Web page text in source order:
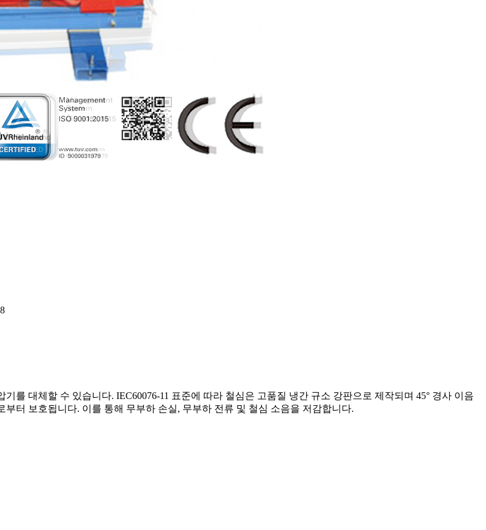
를 대체할 수 있습니다. IEC60076-11 표준에 따라 철심은 고품질 냉간 규소 강판으로 제작되며 45° 경사 이음
터 보호됩니다. 이를 통해 무부하 손실, 무부하 전류 및 철심 소음을 저감합니다.